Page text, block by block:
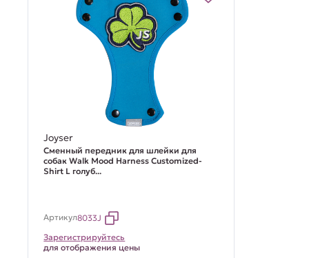
Joyser
Сменный передник для шлейки для
собак Walk Mood Harness Customized-
Shirt L голуб...
Артикул8033J
Зарегистрируйтесь
для отображения цены